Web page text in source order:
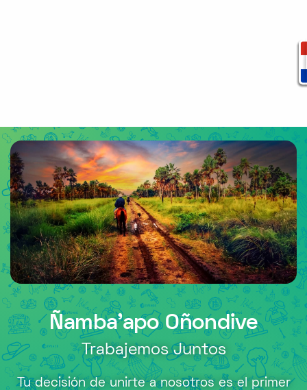
Ñamba’apo Oñondive
Trabajemos Juntos
Tu decisión de unirte a nosotros es el primer